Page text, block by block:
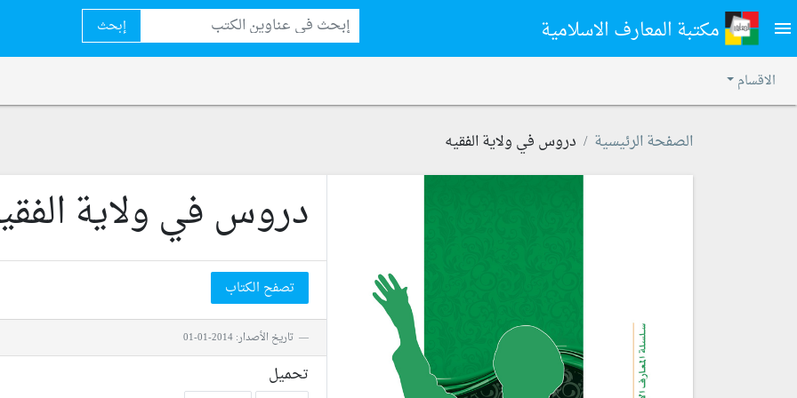
menu مكتبة المعارف الاسلامية إبحث
الاقسام
الصفحة الرئيسية دروس في ولاية الفقيه
دروس في ولاية
تصفح الكتاب
تاريخ الأصدار: 2014-01-01
تحميل